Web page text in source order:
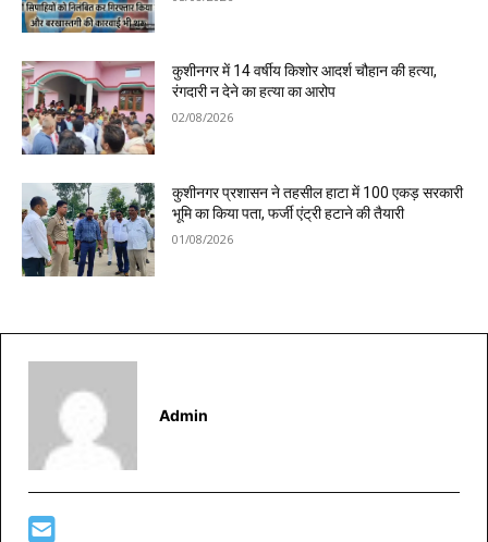
कुशीनगर में 14 वर्षीय किशोर आदर्श चौहान की हत्या,
रंगदारी न देने का हत्या का आरोप
02/08/2026
कुशीनगर प्रशासन ने तहसील हाटा में 100 एकड़ सरकारी
भूमि का किया पता, फर्जी एंट्री हटाने की तैयारी
01/08/2026
Admin